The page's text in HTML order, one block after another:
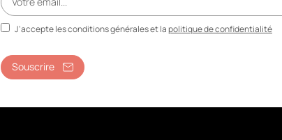
J'accepte les conditions générales et lapolitique de confidentialité
Souscrire